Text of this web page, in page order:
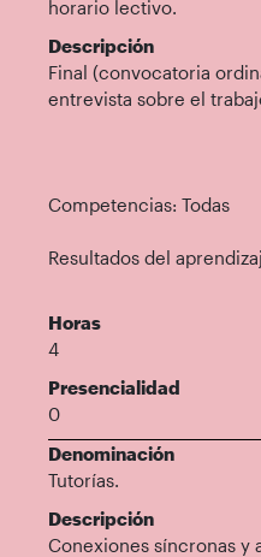
horario lectivo.
Descripción
Final (convocatoria
entrevista sobre el
Competencias: Todas
Resultados del
Horas
4
Presencialidad
0
Denominación
Tutorías.
Descripción
Conexiones síncronas y